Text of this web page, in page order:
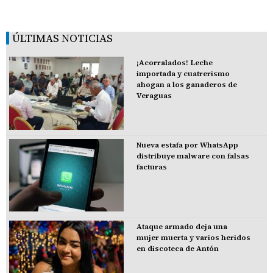
ÚLTIMAS NOTICIAS
¡Acorralados! Leche
importada y cuatrerismo
ahogan a los ganaderos de
Veraguas
Nueva estafa por WhatsApp
distribuye malware con falsas
facturas
Ataque armado deja una
mujer muerta y varios heridos
en discoteca de Antón